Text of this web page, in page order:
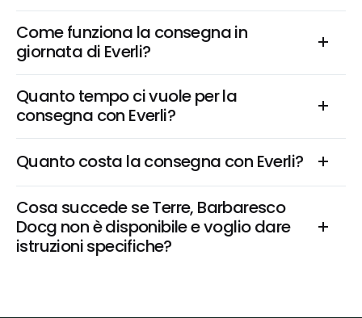
Come funziona la consegna in
giornata di Everli?
Quanto tempo ci vuole per la
consegna con Everli?
Quanto costa la consegna con Everli?
Cosa succede se Terre, Barbaresco
Docg non è disponibile e voglio dare
istruzioni specifiche?